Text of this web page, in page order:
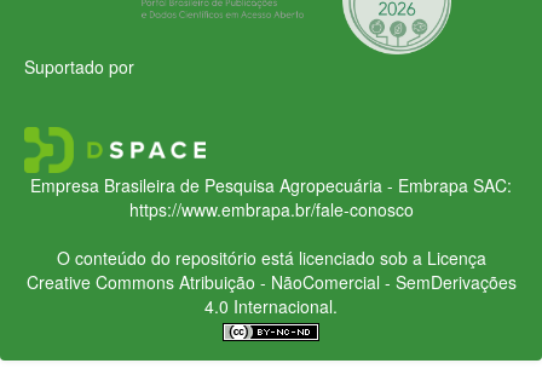
Suportado por
Empresa Brasileira de Pesquisa Agropecuária - Embrapa SAC:
https://www.embrapa.br/fale-conosco
O conteúdo do repositório está licenciado sob a Licença
Creative CommonsAtribuição - NãoComercial - SemDerivações
4.0 Internacional.